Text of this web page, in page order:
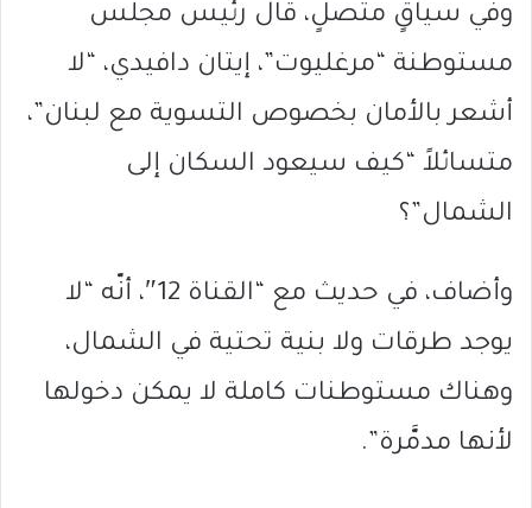
وفي سياقٍ متصلٍ، قال رئيس مجلس
مستوطنة “مرغليوت”، إيتان دافيدي، “لا
أشعر بالأمان بخصوص التسوية مع لبنان”،
متسائلاً “كيف سيعود السكان إلى
الشمال”؟
وأضاف، في حديث مع “القناة 12″، أنّه “لا
يوجد طرقات ولا بنية تحتية في الشمال،
وهناك مستوطنات كاملة لا يمكن دخولها
لأنها مدمَّرة”.